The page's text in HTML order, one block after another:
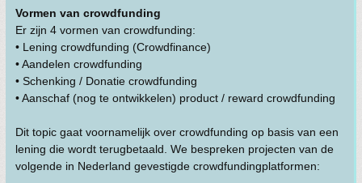
Vormen van crowdfunding
Er zijn 4 vormen van crowdfunding:
• Lening crowdfunding (Crowdfinance)
• Aandelen crowdfunding
• Schenking / Donatie crowdfunding
• Aanschaf (nog te ontwikkelen) product / reward crowdfunding
Dit topic gaat voornamelijk over crowdfunding op basis van een
lening die wordt terugbetaald. We bespreken projecten van de
volgende in Nederland gevestigde crowdfundingplatformen: